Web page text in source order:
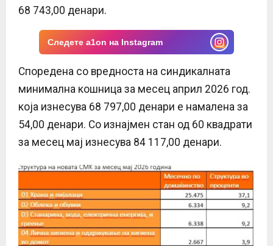
U68 743,00 денари.
Следете a1on на Instagram
Споредена со вредноста на синдикалната
минимална кошница за месец април 2026 год.
која изнесува 68 797,00 денари е намалена за
54,00 денари. Со изнајмен стан од 60 квадрати
за месец мај изнесува 84 117,00 денари.